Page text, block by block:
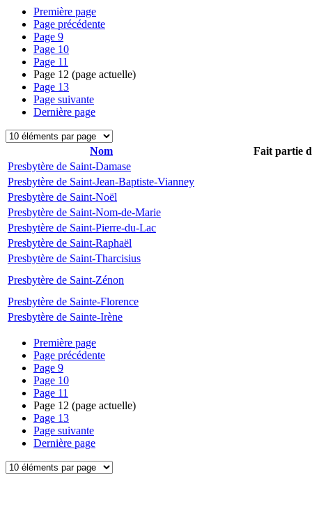
Première page
Page précédente
Page 9
Page 10
Page 11
Page 12 (page actuelle)
Page 13
Page suivante
Dernière page
Nom
Fait partie
Presbytère de Saint-Damase
Presbytère de Saint-Jean-Baptiste-Vianney
Presbytère de Saint-Noël
Presbytère de Saint-Nom-de-Marie
Presbytère de Saint-Pierre-du-Lac
Presbytère de Saint-Raphaël
Presbytère de Saint-Tharcisius
Presbytère de Saint-Zénon
Presbytère de Sainte-Florence
Presbytère de Sainte-Irène
Première page
Page précédente
Page 9
Page 10
Page 11
Page 12 (page actuelle)
Page 13
Page suivante
Dernière page